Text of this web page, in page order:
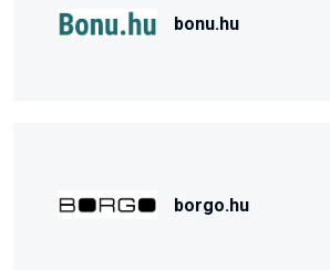
bonu.hu
borgo.hu